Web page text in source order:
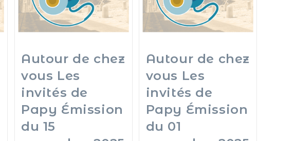
Autour de chez
vous Les
invités de
Papy Émission
du 15
Autour de chez
vous Les
invités de
Papy Émission
du 01